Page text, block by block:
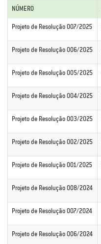
NÚMERO
Projeto de Resolução 007/2025
Projeto de Resolução 006/2025
Projeto de Resolução 005/2025
Projeto de Resolução 004/2025
Projeto de Resolução 003/2025
Projeto de Resolução 002/2025
Projeto de Resolução 001/2025
Projeto de Resolução 008/2024
Projeto de Resolução 007/2024
Projeto de Resolução 006/2024